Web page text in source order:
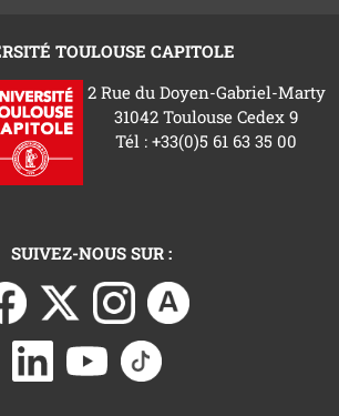
TOULOUSE CAPITOLE
2 Rue du Doyen-Gabriel-Marty
31042 Toulouse Cedex 9
Tél : +33(0)5 61 63 35 00
SUIVEZ-NOUS SUR :